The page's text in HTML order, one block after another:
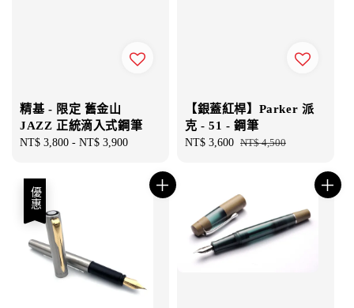
精基 - 限定 舊金山
JAZZ 正統滴入式鋼筆
Regular
NT$ 3,800 - NT$ 3,900
【銀蓋紅桿】Parker 派
克 - 51 - 鋼筆
Sale
NT$ 3,600 Regular
NT$ 4,500
優惠